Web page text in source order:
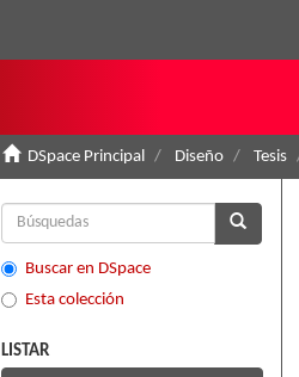
DSpace Principal Diseño Tesis
Buscar en DSpace
Esta colección
LISTAR